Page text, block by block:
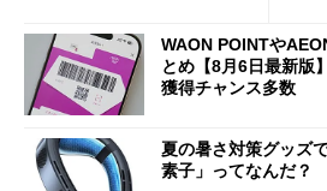
WAON POINTや
とめ【8月6日最新
獲得チャンス多数
夏の暑さ対策グッズ
素子」ってなんだ？